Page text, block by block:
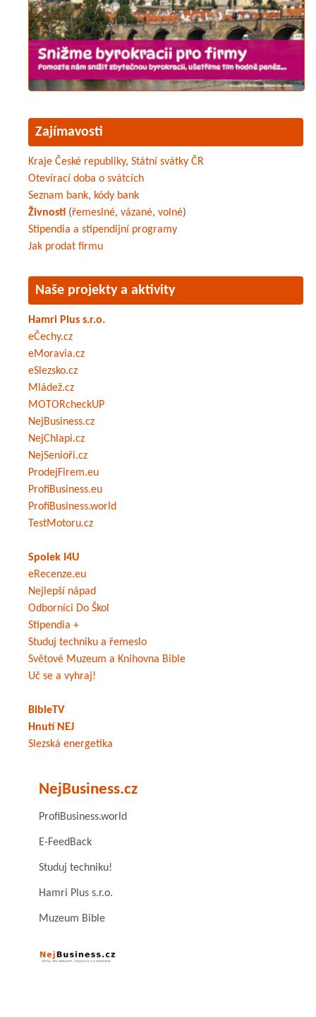
Zajímavosti
Kraje České republiky, Státní svátky ČR
Otevírací doba o svátcích
Seznam bank, kódy bank
Živnosti (řemeslné, vázané, volné)
Stipendia a stipendijní programy
Jak prodat firmu
Naše projekty a aktivity
Hamri Plus s.r.o.
eČechy.cz
eMoravia.cz
eSlezsko.cz
Mládež.cz
MOTORcheckUP
NejBusiness.cz
NejChlapi.cz
NejSenioři.cz
ProdejFirem.eu
ProfiBusiness.eu
ProfiBusiness.world
TestMotoru.cz
Spolek I4U
eRecenze.eu
Nejlepší nápad
Odborníci Do Škol
Stipendia +
Studuj techniku a řemeslo
Světové Muzeum a Knihovna Bible
Uč se a vyhraj!
BibleTV
Hnutí NEJ
Slezská energetika
NejBusiness.cz
ProfiBusiness.world
E-FeedBack
Studuj techniku!
Hamri Plus s.r.o.
Muzeum Bible